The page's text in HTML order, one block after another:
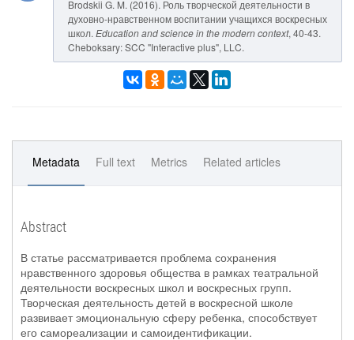
Brodskii G. M. (2016). Роль творческой деятельности в
духовно-нравственном воспитании учащихся воскресных
школ. Education and science in the modern context, 40-43.
Cheboksary: SCC "Interactive plus", LLC.
Metadata Full text Metrics Related articles
Abstract
В статье рассматривается проблема сохранения
нравственного здоровья общества в рамках театральной
деятельности воскресных школ и воскресных групп.
Творческая деятельность детей в воскресной школе
развивает эмоциональную сферу ребенка, способствует
его самореализации и самоидентификации.